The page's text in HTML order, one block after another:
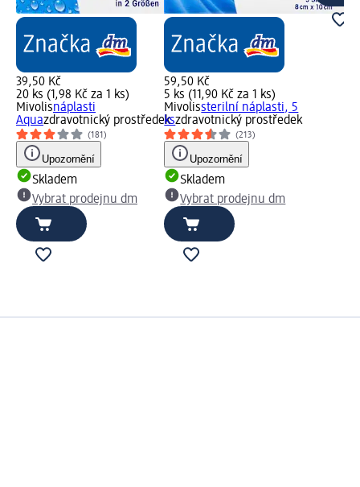
39,50 Kč
20 ks (1,98 Kč za 1 ks)
Mivolisnáplasti
Aquazdravotnický prostředek
(181)
Upozornění
Skladem
Vybrat prodejnu dm
59,50 Kč
5 ks (11,90 Kč za 1 ks)
Mivolissterilní náplasti, 5
kszdravotnický prostředek
(213)
Upozornění
Skladem
Vybrat prodejnu dm